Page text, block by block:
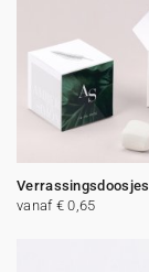
Verrassingsdoosjes
vanaf € 0,65